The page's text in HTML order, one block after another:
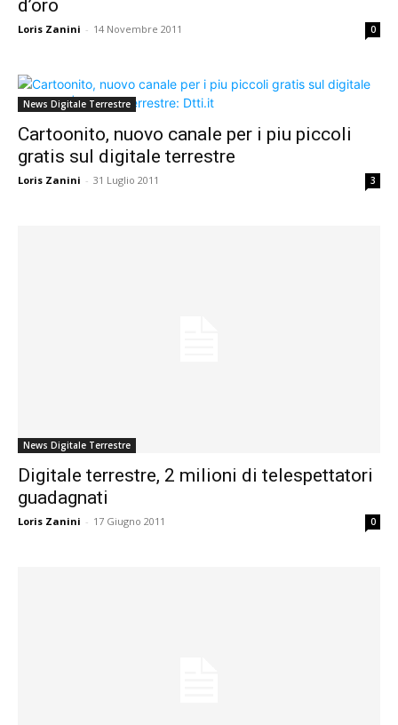
d’oro
Loris Zanini - 14 Novembre 2011 0
News Digitale Terrestre
Cartoonito, nuovo canale per i piu piccoli
gratis sul digitale terrestre
Loris Zanini - 31 Luglio 2011 3
News Digitale Terrestre
Digitale terrestre, 2 milioni di telespettatori
guadagnati
Loris Zanini - 17 Giugno 2011 0